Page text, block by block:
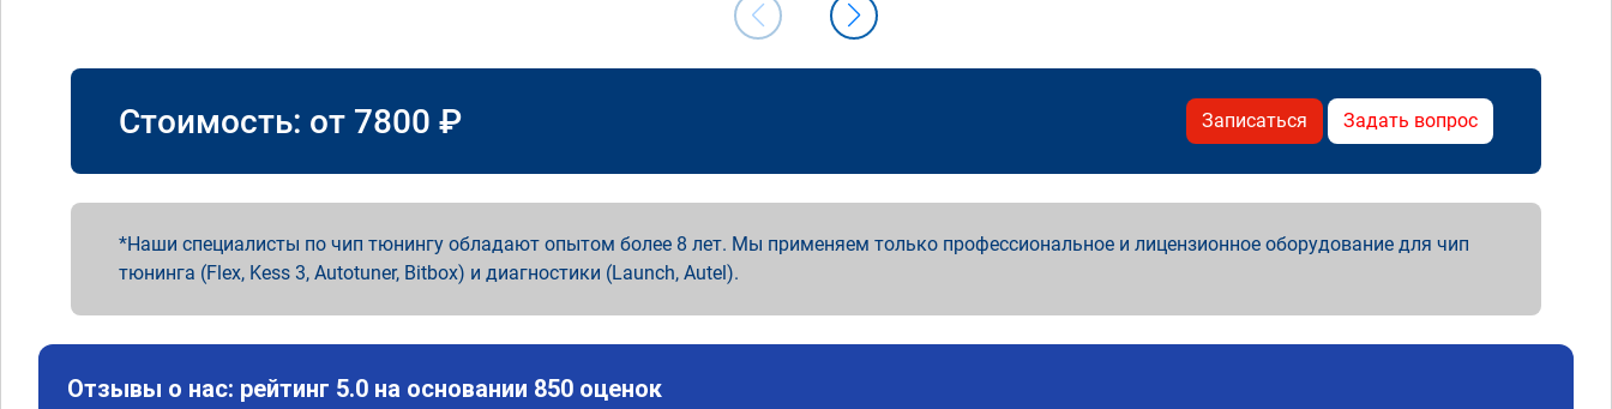
Стоимость: от 7800 ₽ Записаться Задать вопрос
Наши специалисты по чип тюнингу обладают опытом более 8 лет. Мы применяем только профессиональное и лицензионное оборудование для чип
тюнинга (Flex, Kess 3, Autotuner, Bitbox) и диагностики (Launch, Autel).
Отзывы о нас: рейтинг 5.0 на основании 850 оценок